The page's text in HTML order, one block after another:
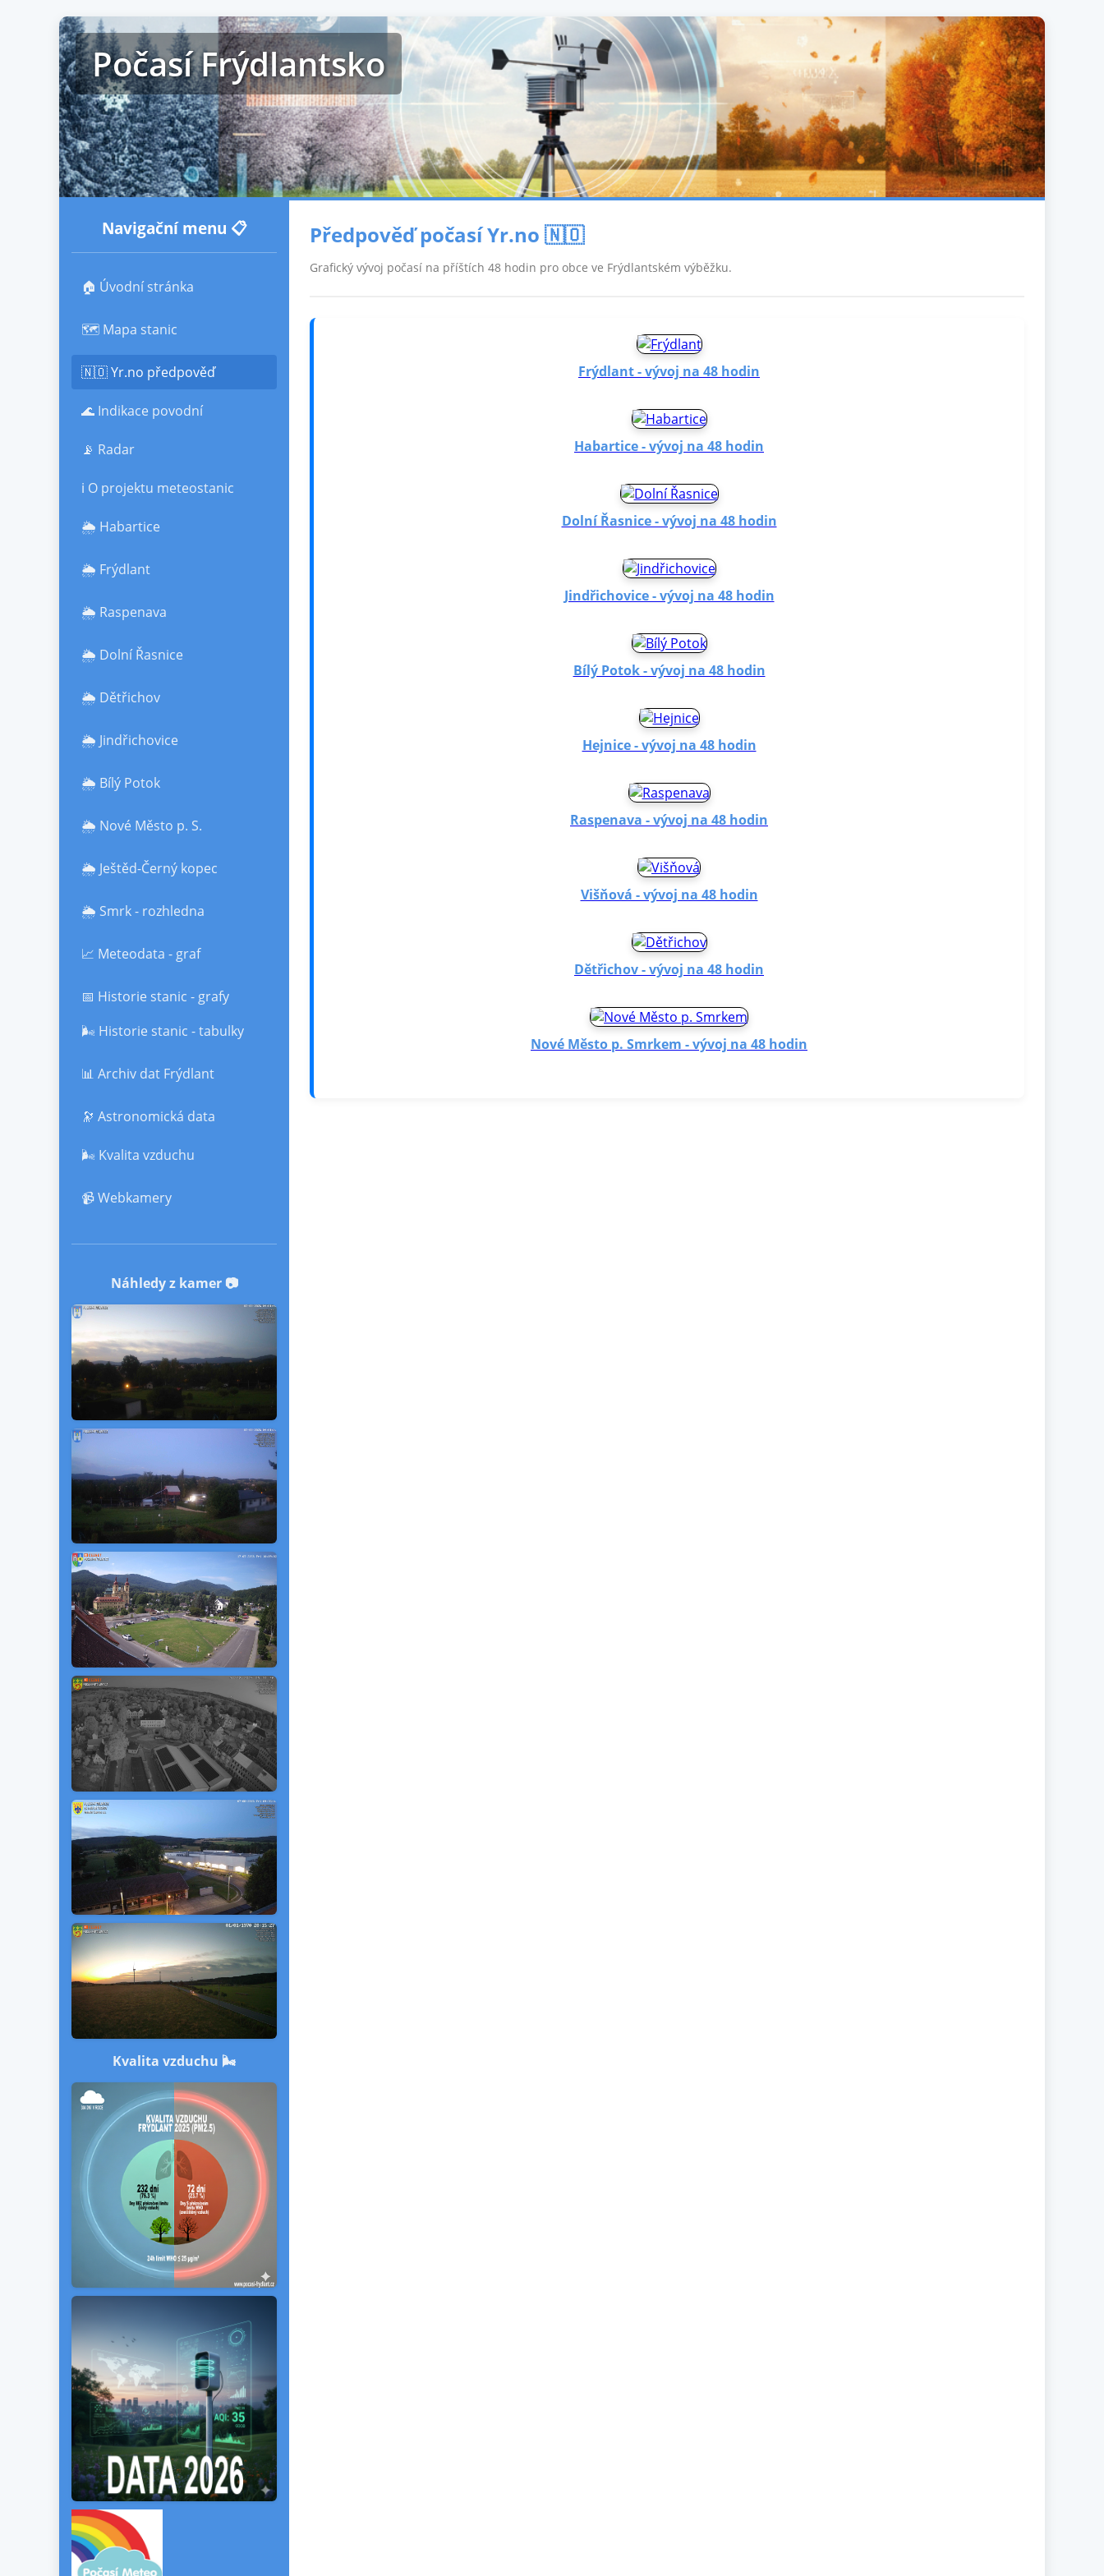
Počasí Frýdlantsko
Navigační menu 📋
🏠 Úvodní stránka
🗺️ Mapa stanic
🇳🇴 Yr.no předpověď
🌊 Indikace povodní
📡 Radar
ℹ️ O projektu meteostanic
🌦️ Habartice
🌦️ Frýdlant
🌦️ Raspenava
🌦️ Dolní Řasnice
🌦️ Dětřichov
🌦️ Jindřichovice
🌦️ Bílý Potok
🌦️ Nové Město p. S.
🌦️ Ještěd-Černý kopec
🌦️ Smrk - rozhledna
📈 Meteodata - graf
📅 Historie stanic - grafy
🌬️ Historie stanic - tabulky
📊 Archiv dat Frýdlant
🔭 Astronomická data
🌬️ Kvalita vzduchu
📹 Webkamery
Náhledy z kamer 📷
Kvalita vzduchu 🌬️
Předpověď počasí Yr.no 🇳🇴
Grafický vývoj počasí na příštích 48 hodin pro obce ve Frýdlantském výběžku.
Frýdlant - vývoj na 48 hodin
Habartice - vývoj na 48 hodin
Dolní Řasnice - vývoj na 48 hodin
Jindřichovice - vývoj na 48 hodin
Bílý Potok - vývoj na 48 hodin
Hejnice - vývoj na 48 hodin
Raspenava - vývoj na 48 hodin
Višňová - vývoj na 48 hodin
Dětřichov - vývoj na 48 hodin
Nové Město p. Smrkem - vývoj na 48 hodin